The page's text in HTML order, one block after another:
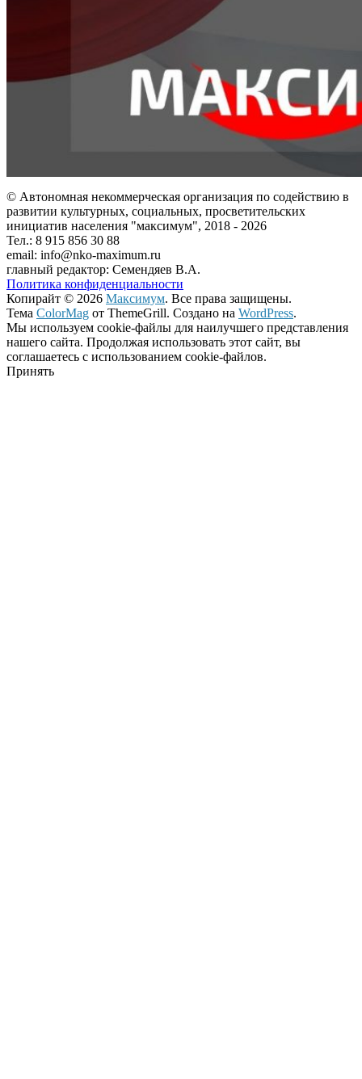
© Автономная некоммерческая организация по содействию в
развитии культурных, социальных, просветительских
инициатив населения "максимум", 2018 - 2026
Тел.: 8 915 856 30 88
email: info@nko-maximum.ru
главный редактор: Семендяев В.А.
Политика конфиденциальности
Копирайт © 2026 Максимум. Все права защищены.
Тема ColorMag от ThemeGrill. Создано на WordPress.
Мы используем cookie-файлы для наилучшего представления
нашего сайта. Продолжая использовать этот сайт, вы
соглашаетесь с использованием cookie-файлов.
Принять